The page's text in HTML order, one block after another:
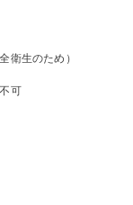
衛生のため）
可